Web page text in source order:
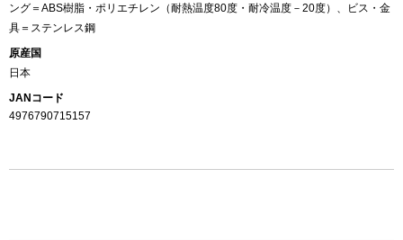
ング＝ABS樹脂・ポリエチレン（耐熱温度80度・耐冷温度－20度）、ビス・金
具＝ステンレス鋼
原産国
日本
JANコード
4976790715157